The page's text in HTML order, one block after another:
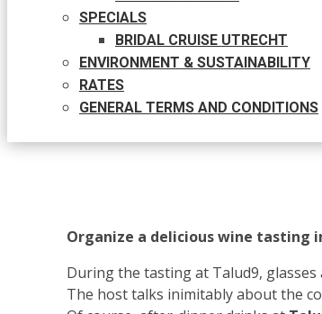
SPECIALS
BRIDAL CRUISE UTRECHT
ENVIRONMENT & SUSTAINABILITY
RATES
GENERAL TERMS AND CONDITIONS
Organize a delicious wine tasting
During the tasting at Talud9,
The host talks inimitably about the